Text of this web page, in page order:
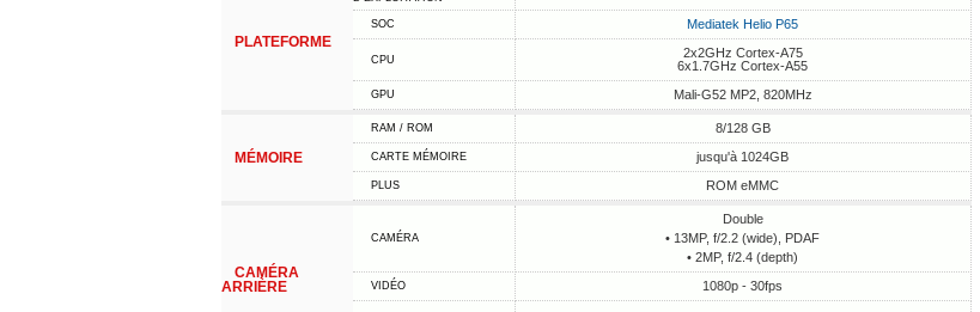
PLATEFORME
SOC Mediatek Helio P65
CPU
2x2GHz Cortex-A75
6x1.7GHz Cortex-A55
GPU Mali-G52 MP2, 820MHz
MÉMOIRE
RAM / ROM 8/128 GB
CARTE MÉMOIRE jusqu'à 1024GB
PLUS ROM eMMC
CAMÉRA
ARRIÈRE
CAMÉRA
Double
• 13MP, f/2.2 (wide), PDAF
• 2MP, f/2.4 (depth)
VIDÉO 1080p - 30fps